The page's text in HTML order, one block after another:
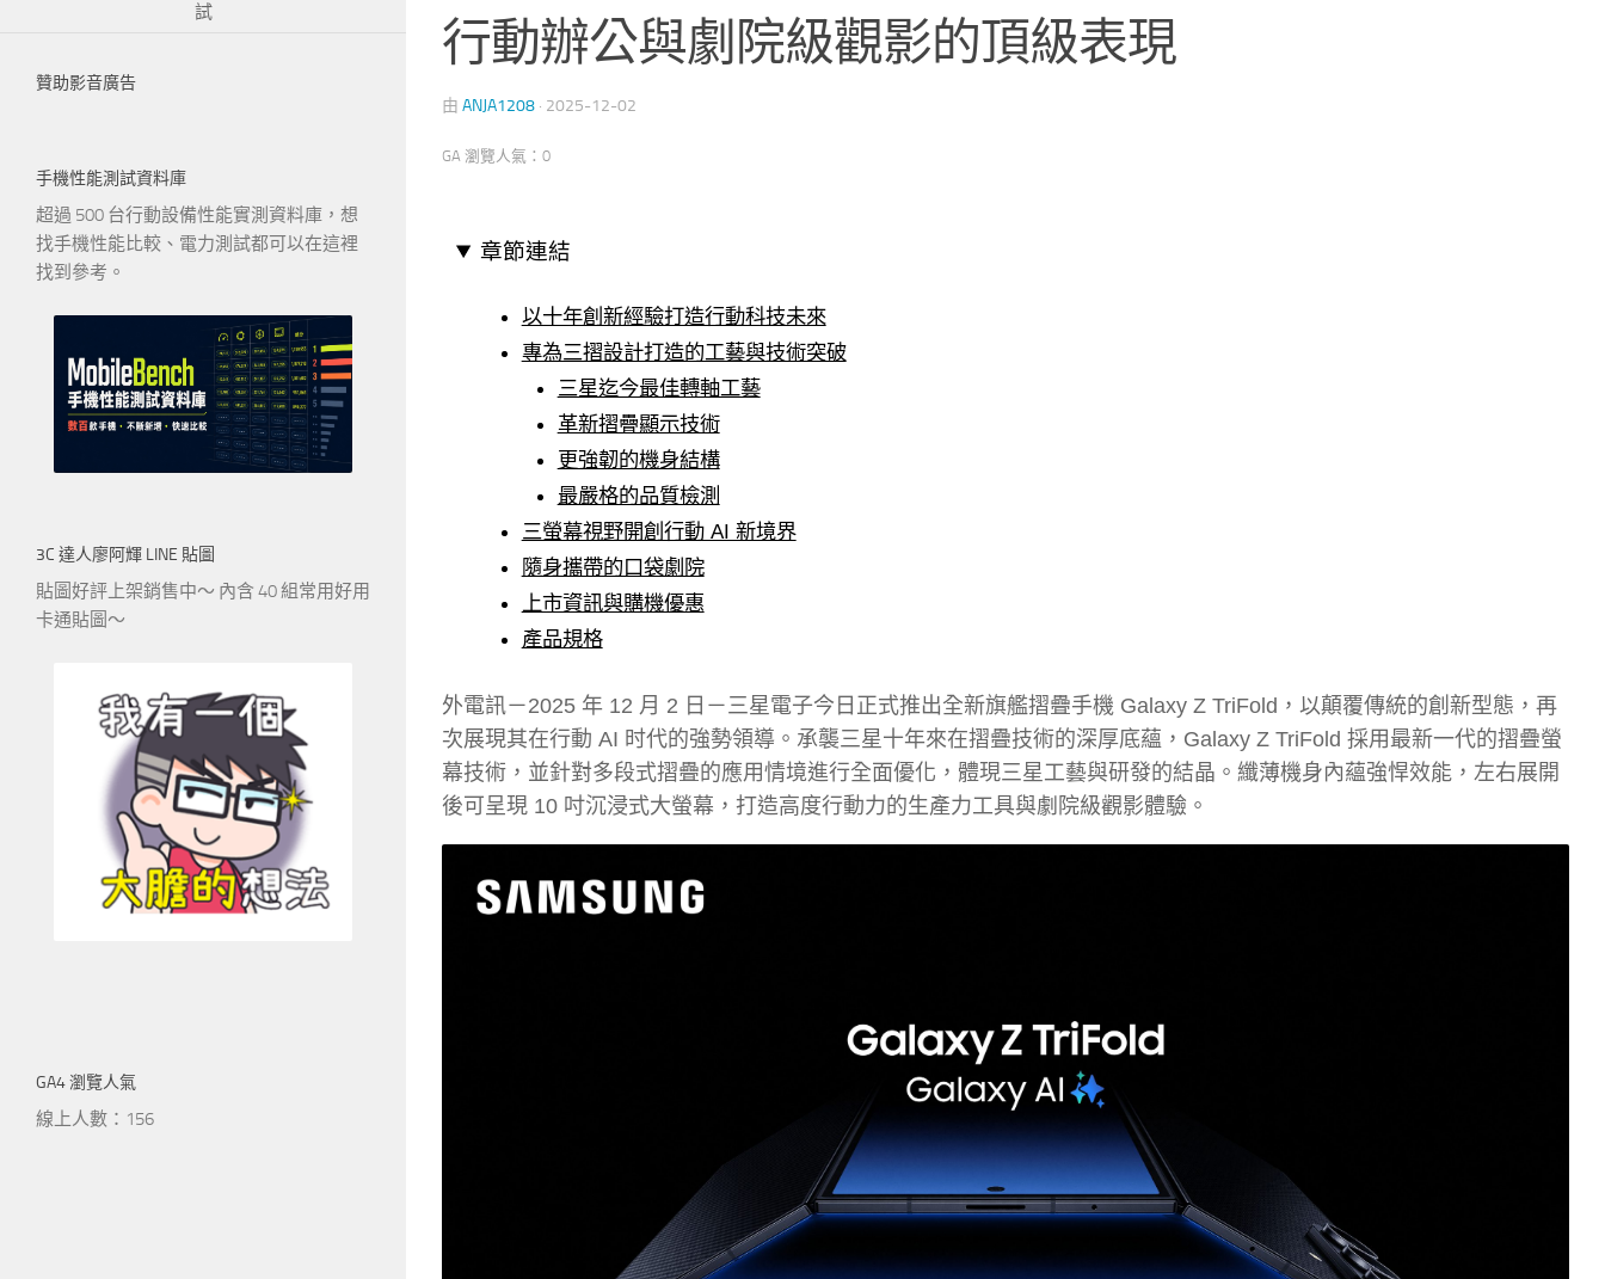
行動辦公與劇院級觀影的頂級表現
由 ANJA1208 · 2025-12-02
GA 瀏覽人氣：0
章節連結
以十年創新經驗打造行動科技未來
專為三摺設計打造的工藝與技術突破
三星迄今最佳轉軸工藝
革新摺疊顯示技術
更強韌的機身結構
最嚴格的品質檢測
三螢幕視野開創行動 AI 新境界
隨身攜帶的口袋劇院
上市資訊與購機優惠
產品規格
外電訊－2025 年 12 月 2 日－三星電子今日正式推出全新旗艦摺疊手機 Galaxy Z TriFold，以顛覆傳統的創新型態，再
次展現其在行動 AI 时代的強勢領導。承襲三星十年來在摺疊技術的深厚底蘊，Galaxy Z TriFold 採用最新一代的摺疊螢
幕技術，並針對多段式摺疊的應用情境進行全面優化，體現三星工藝與研發的結晶。纖薄機身內蘊強悍效能，左右展開
後可呈現 10 吋沉浸式大螢幕，打造高度行動力的生產力工具與劇院級觀影體驗。
試
贊助影音廣告
手機性能測試資料庫
超過 500 台行動設備性能實測資料庫，想
找手機性能比較、電力測試都可以在這裡
找到參考。
3C 達人廖阿輝 LINE 貼圖
貼圖好評上架銷售中～ 內含 40 組常用好用
卡通貼圖～
GA4 瀏覽人氣
線上人數：156